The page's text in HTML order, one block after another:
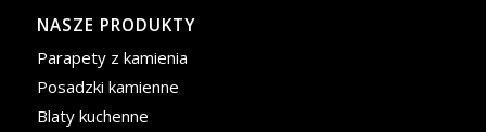
NASZE PRODUKTY
Parapety z kamienia
Posadzki kamienne
Blaty kuchenne